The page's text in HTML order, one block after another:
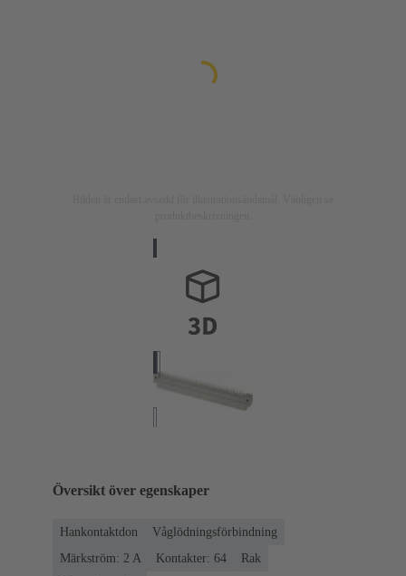
Översikt över egenskaper
Hankontaktdon
Våglödningsförbindning
Märkström: ‌2 A
Kontakter: 64
Rak